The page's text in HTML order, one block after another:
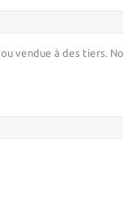
vendue à des tiers.